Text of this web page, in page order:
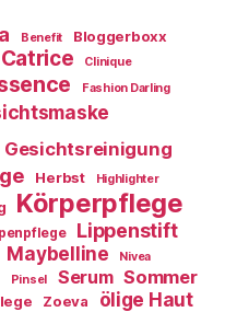
Benefit Bloggerboxx
Catrice Clinique
Fashion Darling
Gesichtsreinigung
Herbst Highlighter
Körperpflege
Lippenstift
Maybelline Nivea
Pinsel Serum Sommer
Zoeva ölige Haut